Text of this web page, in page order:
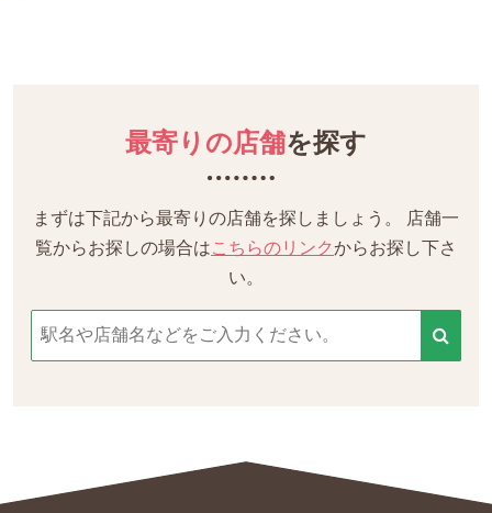
最寄りの店舗を探す
まずは下記から最寄りの店舗を探しましょう。
店舗一
覧からお探しの場合はこちらのリンクからお探し下さ
い。